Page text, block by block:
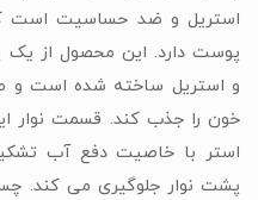
استریل و ضد حساسیت است
پوست دارد. این محصول از یک
و استریل ساخته شده است و
خون را جذب کند. قسمت نوار
استر با خاصیت دفع آب
پشت نوار جلوگیری می کند.